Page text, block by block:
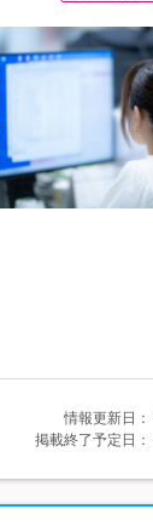
情報更新日：
掲載終了予定日：